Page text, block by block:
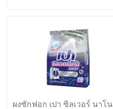
ผงซักฟอก เปา ซิลเวอร์ นาโน